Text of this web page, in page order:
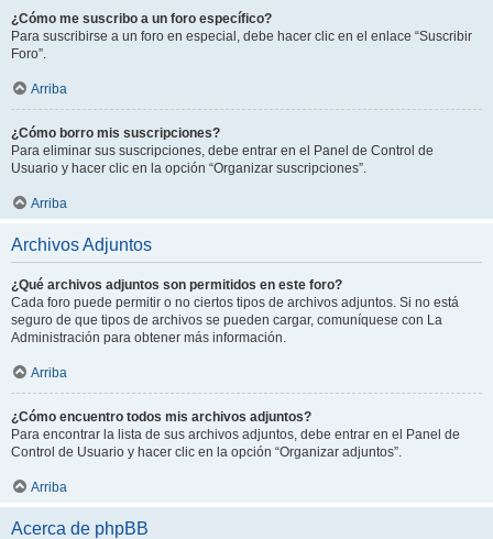
¿Cómo me suscribo a un foro específico?
Para suscribirse a un foro en especial, debe hacer clic en el enlace “Suscribir
Foro”.
Arriba
¿Cómo borro mis suscripciones?
Para eliminar sus suscripciones, debe entrar en el Panel de Control de
Usuario y hacer clic en la opción “Organizar suscripciones”.
Arriba
Archivos Adjuntos
¿Qué archivos adjuntos son permitidos en este foro?
Cada foro puede permitir o no ciertos tipos de archivos adjuntos. Si no está
seguro de que tipos de archivos se pueden cargar, comuníquese con La
Administración para obtener más información.
Arriba
¿Cómo encuentro todos mis archivos adjuntos?
Para encontrar la lista de sus archivos adjuntos, debe entrar en el Panel de
Control de Usuario y hacer clic en la opción “Organizar adjuntos”.
Arriba
Acerca de phpBB